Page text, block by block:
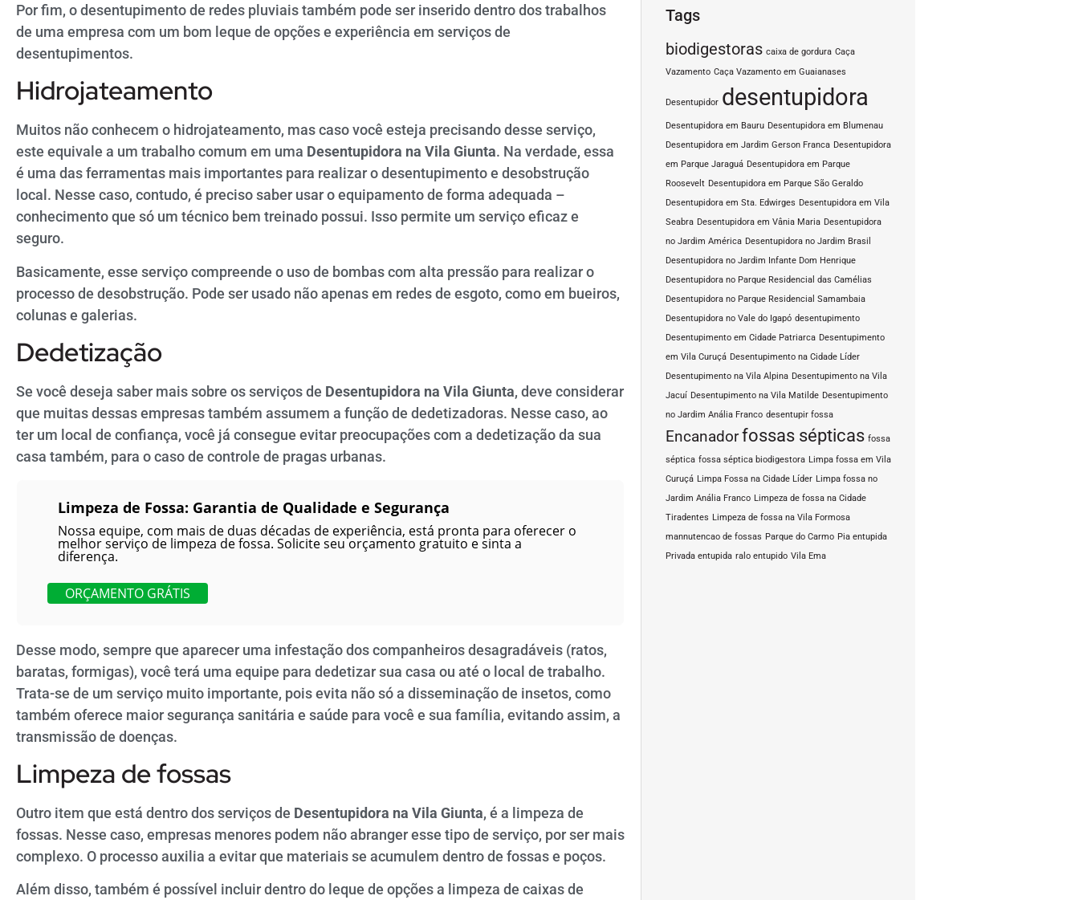
Por fim, o desentupimento de redes pluviais também pode ser inserido dentro dos trabalhos
de uma empresa com um bom leque de opções e experiência em serviços de
desentupimentos.
Hidrojateamento
Muitos não conhecem o hidrojateamento, mas caso você esteja precisando desse serviço,
este equivale a um trabalho comum em uma Desentupidora na Vila Giunta. Na verdade, essa
é uma das ferramentas mais importantes para realizar o desentupimento e desobstrução
local. Nesse caso, contudo, é preciso saber usar o equipamento de forma adequada –
conhecimento que só um técnico bem treinado possui. Isso permite um serviço eficaz e
seguro.
Basicamente, esse serviço compreende o uso de bombas com alta pressão para realizar o
processo de desobstrução. Pode ser usado não apenas em redes de esgoto, como em bueiros,
colunas e galerias.
Dedetização
Se você deseja saber mais sobre os serviços de Desentupidora na Vila Giunta, deve considerar
que muitas dessas empresas também assumem a função de dedetizadoras. Nesse caso, ao
ter um local de confiança, você já consegue evitar preocupações com a dedetização da sua
casa também, para o caso de controle de pragas urbanas.
Limpeza de Fossa: Garantia de Qualidade e Segurança
Nossa equipe, com mais de duas décadas de experiência, está pronta para oferecer o
melhor serviço de limpeza de fossa. Solicite seu orçamento gratuito e sinta a
diferença.
ORÇAMENTO GRÁTIS
Desse modo, sempre que aparecer uma infestação dos companheiros desagradáveis (ratos,
baratas, formigas), você terá uma equipe para dedetizar sua casa ou até o local de trabalho.
Trata-se de um serviço muito importante, pois evita não só a disseminação de insetos, como
também oferece maior segurança sanitária e saúde para você e sua família, evitando assim, a
transmissão de doenças.
Limpeza de fossas
Outro item que está dentro dos serviços de Desentupidora na Vila Giunta, é a limpeza de
fossas. Nesse caso, empresas menores podem não abranger esse tipo de serviço, por ser mais
complexo. O processo auxilia a evitar que materiais se acumulem dentro de fossas e poços.
Além disso, também é possível incluir dentro do leque de opções a limpeza de caixas de
Tags
biodigestoras caixa de gordura Caça
Vazamento Caça Vazamento em Guaianases
Desentupidor desentupidora
Desentupidora em Bauru Desentupidora em Blumenau
Desentupidora em Jardim Gerson Franca Desentupidora
em Parque Jaraguá Desentupidora em Parque
Roosevelt Desentupidora em Parque São Geraldo
Desentupidora em Sta. Edwirges Desentupidora em Vila
Seabra Desentupidora em Vânia Maria Desentupidora
no Jardim América Desentupidora no Jardim Brasil
Desentupidora no Jardim Infante Dom Henrique
Desentupidora no Parque Residencial das Camélias
Desentupidora no Parque Residencial Samambaia
Desentupidora no Vale do Igapó desentupimento
Desentupimento em Cidade Patriarca Desentupimento
em Vila Curuçá Desentupimento na Cidade Líder
Desentupimento na Vila Alpina Desentupimento na Vila
Jacuí Desentupimento na Vila Matilde Desentupimento
no Jardim Anália Franco desentupir fossa
Encanadorfossas sépticas fossa
séptica fossa séptica biodigestora Limpa fossa em Vila
Curuçá Limpa Fossa na Cidade Líder Limpa fossa no
Jardim Anália Franco Limpeza de fossa na Cidade
Tiradentes Limpeza de fossa na Vila Formosa
mannutencao de fossas Parque do Carmo Pia entupida
Privada entupida ralo entupido Vila Ema